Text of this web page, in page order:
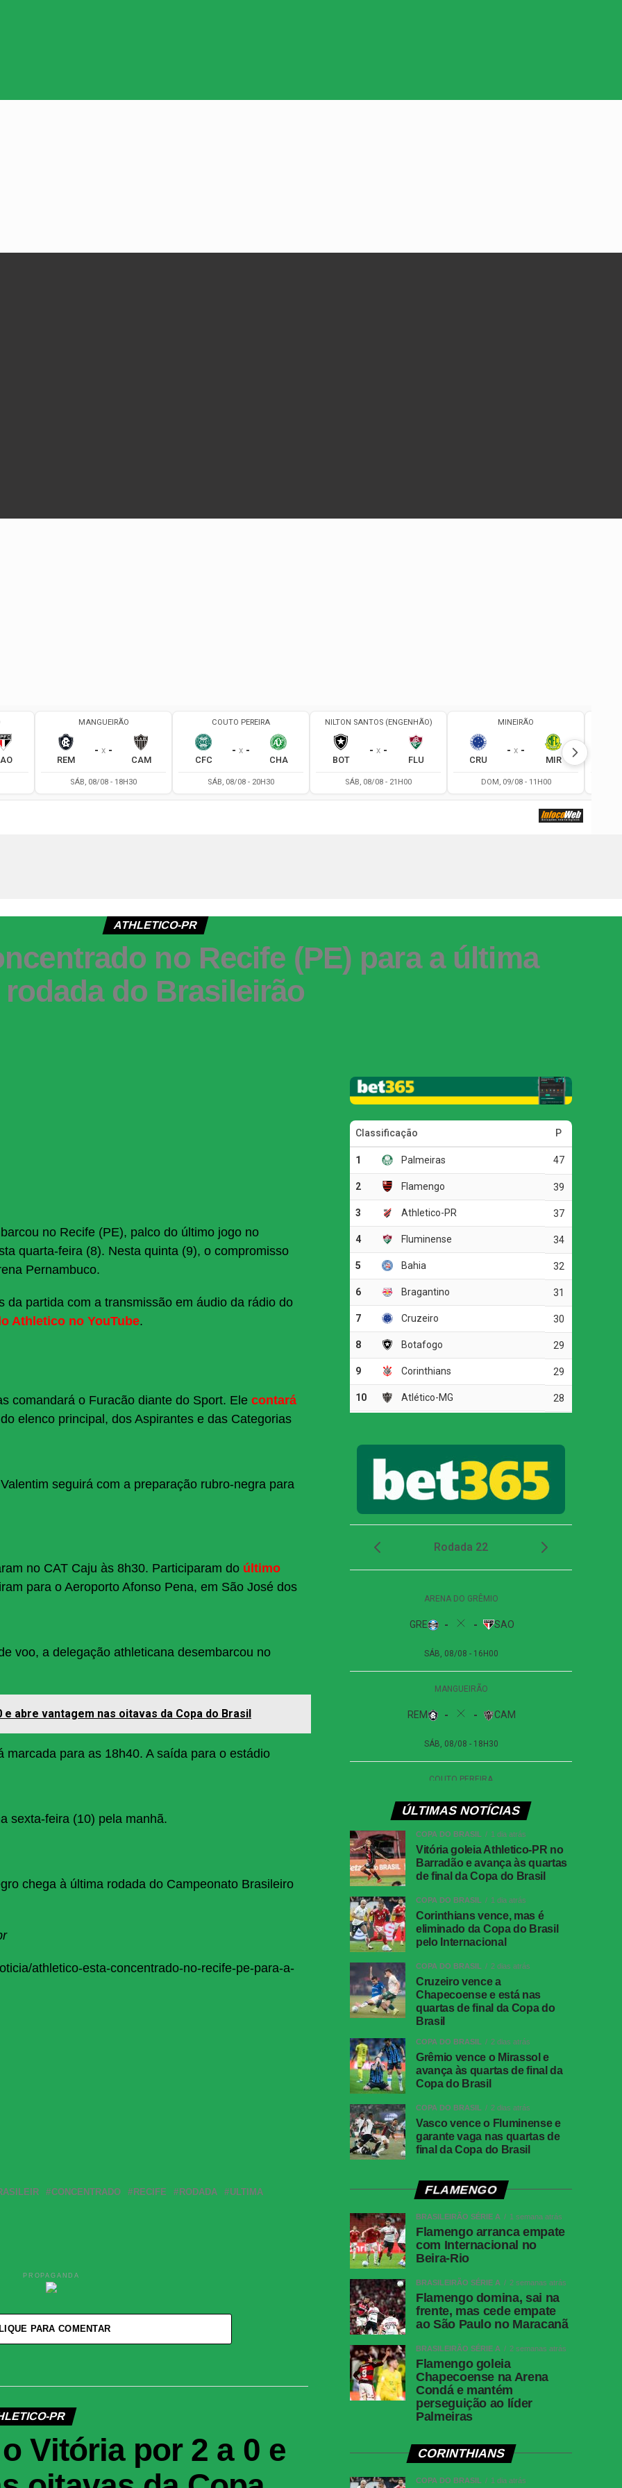
ATHLETICO-PR
no Recife (PE) para a última
rodada do Brasileirão
no Recife (PE), palco do último jogo no
quarta-feira (8). Nesta quinta (9), o compromisso
Pernambuco.
da partida com a transmissão em áudio da rádio do
Athletico no YouTube.
comandará o Furacão diante do Sport. Ele contará
elenco principal, dos Aspirantes e das Categorias
seguirá com a preparação rubro-negra para
no CAT Caju às 8h30. Participaram do último
para o Aeroporto Afonso Pena, em São José dos
voo, a delegação athleticana desembarcou no
abre vantagem nas oitavas da Copa do Brasil
marcada para as 18h40. A saída para o estádio
sexta-feira (10) pela manhã.
chega à última rodada do Campeonato Brasileiro
athletico-esta-concentrado-no-recife-pe-para-a-
CONCENTRADO RECIFE RODADA ULTIMA
PROPAGANDA
PARA COMENTAR
PR
Vitória por 2 a 0 e
ÚLTIMAS NOTÍCIAS
COPA DO BRASIL 1 dia atrás
Vitória goleia Athletico-PR no
Barradão e avança às quartas
de final da Copa do Brasil
COPA DO BRASIL 1 dia atrás
Corinthians vence, mas é
eliminado da Copa do Brasil
pelo Internacional
COPA DO BRASIL 2 dias atrás
Cruzeiro vence a
Chapecoense e está nas
quartas de final da Copa do
Brasil
COPA DO BRASIL 2 dias atrás
Grêmio vence o Mirassol e
avança às quartas de final da
Copa do Brasil
COPA DO BRASIL 2 dias atrás
Vasco vence o Fluminense e
garante vaga nas quartas de
final da Copa do Brasil
FLAMENGO
BRASILEIRÃO SÉRIE A 1 semana atrás
Flamengo arranca empate
com Internacional no
Beira-Rio
BRASILEIRÃO SÉRIE A 2 semanas atrás
Flamengo domina, sai na
frente, mas cede empate
ao São Paulo no Maracanã
BRASILEIRÃO SÉRIE A 2 semanas atrás
Flamengo goleia
Chapecoense na Arena
Condá e mantém
perseguição ao líder
Palmeiras
CORINTHIANS
COPA DO BRASIL 1 dia atrás